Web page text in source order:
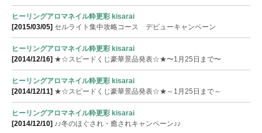
ヒーリングアロマネイル粋更彩 kisarai
[2015/03/05] セルライト集中攻略コース デビューキャンペーン
ヒーリングアロマネイル粋更彩 kisarai
[2014/12/16] ★☆スピードくじ豪華景品発表☆★〜1月25日まで〜
ヒーリングアロマネイル粋更彩 kisarai
[2014/12/11] ★☆スピードくじ豪華景品発表☆★～1月25日まで～
ヒーリングアロマネイル粋更彩 kisarai
[2014/12/10] ♪♪冬のほぐされ・癒されキャンペーン♪♪